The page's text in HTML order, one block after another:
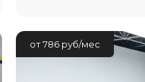
от 786 руб/мес